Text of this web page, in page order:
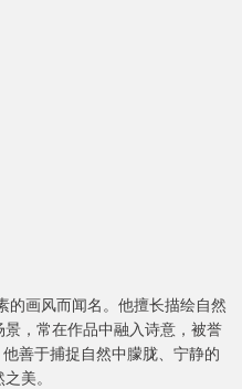
的画风而闻名。他擅长描绘自然
，常在作品中融入诗意，被誉
善于捕捉自然中朦胧、宁静的
美。